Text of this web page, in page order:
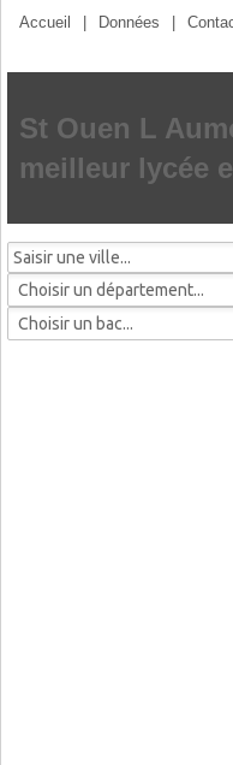
Accueil Données
St Ouen L
meilleur lycée